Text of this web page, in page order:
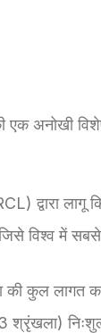
अनोखी
द्वारा लागू
जिसे विश्व में
की कुल लागत